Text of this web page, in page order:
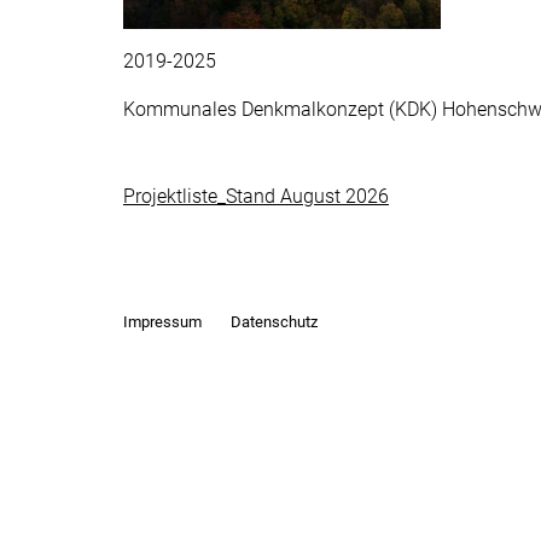
2019-2025
Kommunales Denkmalkonzept (KDK)
Projektliste_Stand August 2026
Impressum Datenschutz